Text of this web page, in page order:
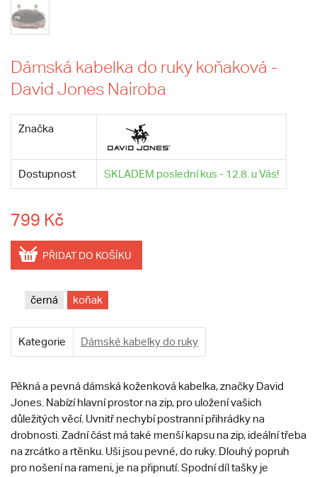
Dámská kabelka do ruky koňaková -
David Jones Nairoba
Značka
Dostupnost SKLADEM poslední kus - 12.8. u Vás!
799 Kč
PŘIDAT DO KOŠÍKU
černá koňak
Kategorie Dámské kabelky do ruky
Pěkná a pevná dámská koženková kabelka, značky David
Jones. Nabízí hlavní prostor na zip, pro uložení vašich
důležitých věcí. Uvnitř nechybí postranní přihrádky na
drobnosti. Zadní část má také menší kapsu na zip, ideální třeba
na zrcátko a rtěnku. Uši jsou pevné, do ruky. Dlouhý popruh
pro nošení na rameni, je na připnutí. Spodní díl tašky je